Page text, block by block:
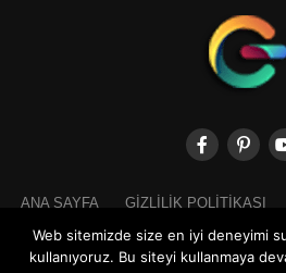
ANA SAYFA GIZLILIK POLITIKASI
İLETIŞIM
Web sitemizde size en iyi deneyimi
kullanıyoruz. Bu siteyi kullanmaya